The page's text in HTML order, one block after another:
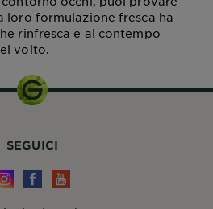
loro formulazione fresca ha
rinfresca e al contempo
volto.
SEGUICI